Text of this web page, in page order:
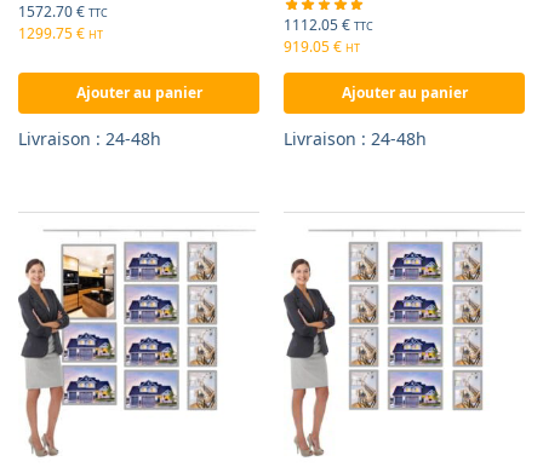
1572.70€ TTC
1299.75€ HT
Ajouter au panier
Livraison : 24-48h
1112.05€ TTC
919.05€ HT
Ajouter au panier
Livraison : 24-48h